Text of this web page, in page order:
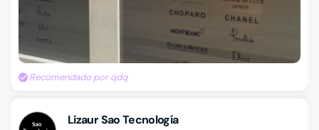
Recomendado por qdq
Lizaur Sao Tecnología